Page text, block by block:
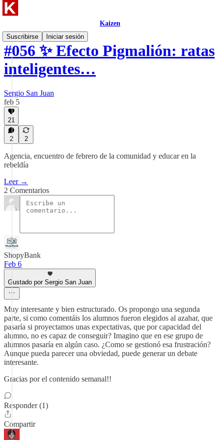
Kaizen
Suscribirse
Iniciar sesión
#056 ✨ Efecto Pigmalión: ratas
inteligentes…
Sergio San Juan
feb 5
21
2 2
Agencia, encuentro de febrero de la comunidad y educar en la
rebeldía
Leer →
2 Comentarios
ShopyBank
Feb 6
Gustado por Sergio San Juan
Muy interesante y bien estructurado. Os propongo una segunda
parte, si como comentáis los alumnos fueron elegidos al azahar, que
pasaría si proyectamos unas expectativas, que por capacidad del
alumno, no es capaz de conseguir? Imagino que en ese grupo de
alumnos pasaría en algún caso. ¿Como se gestionó esa frustración?
Aunque pueda parecer una obviedad, puede generar un debate
interesante.
Gracias por el contenido semanal!!
Responder (1)
Compartir